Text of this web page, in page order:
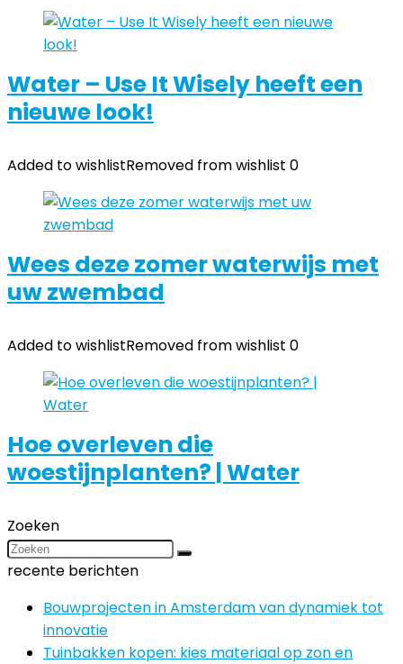
Water – Use It Wisely heeft een
nieuwe look!
Added to wishlistRemoved from wishlist 0
Wees deze zomer waterwijs met
uw zwembad
Added to wishlistRemoved from wishlist 0
Hoe overleven die
woestijnplanten? | Water
Zoeken
recente berichten
Bouwprojecten in Amsterdam van dynamiek tot
innovatie
Tuinbakken kopen: kies materiaal op zon en